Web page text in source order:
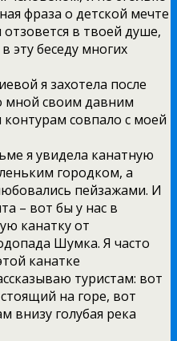
фраза о детской мечте
в твоей душе,
эту беседу многих
я захотела после
мной своим давним
совпало с моей
я увидела канатную
городком, а
пейзажами. И
– вот бы у нас в
канатку от
Шумка. Я часто
канатке
туристам: вот
на горе, вот
внизу голубая река